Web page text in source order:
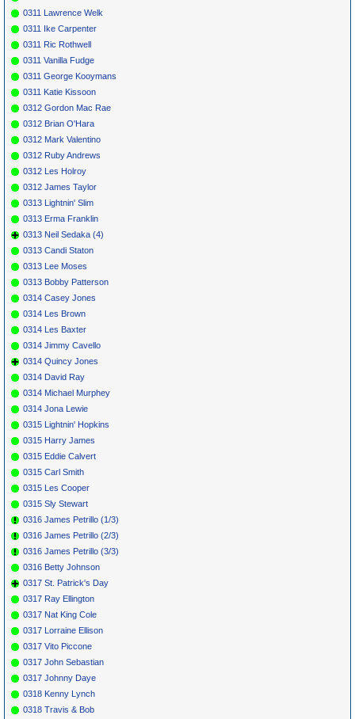
0311 Lawrence Welk
0311 Ike Carpenter
0311 Ric Rothwell
0311 Vanilla Fudge
0311 George Kooymans
0311 Katie Kissoon
0312 Gordon Mac Rae
0312 Brian O'Hara
0312 Mark Valentino
0312 Ruby Andrews
0312 Les Holroy
0312 James Taylor
0313 Lightnin' Slim
0313 Erma Franklin
0313 Neil Sedaka (4)
0313 Candi Staton
0313 Lee Moses
0313 Bobby Patterson
0314 Casey Jones
0314 Les Brown
0314 Les Baxter
0314 Jimmy Cavello
0314 Quincy Jones
0314 David Ray
0314 Michael Murphey
0314 Jona Lewie
0315 Lightnin' Hopkins
0315 Harry James
0315 Eddie Calvert
0315 Carl Smith
0315 Les Cooper
0315 Sly Stewart
0316 James Petrillo (1/3)
0316 James Petrillo (2/3)
0316 James Petrillo (3/3)
0316 Betty Johnson
0317 St. Patrick's Day
0317 Ray Ellington
0317 Nat King Cole
0317 Lorraine Ellison
0317 Vito Piccone
0317 John Sebastian
0317 Johnny Daye
0318 Kenny Lynch
0318 Travis & Bob